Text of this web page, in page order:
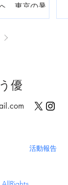
。東京の暑さ
優
活動報告